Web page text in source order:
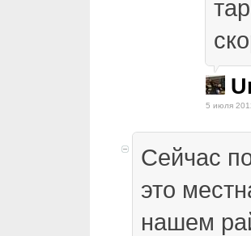
5 июля
Сейчас
это
нашем